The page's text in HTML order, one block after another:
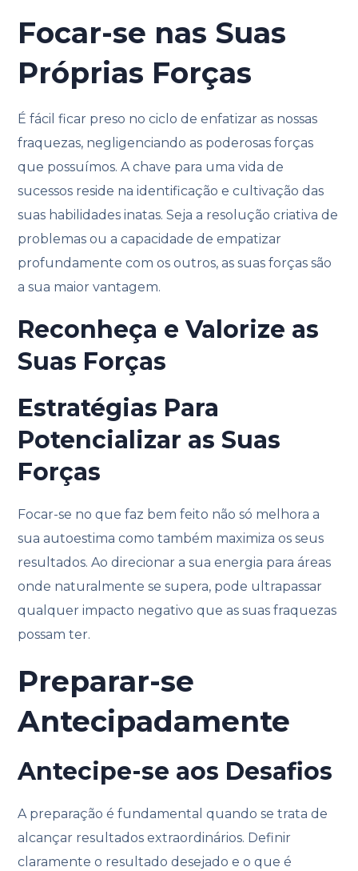
Focar-se nas Suas
Próprias Forças
É fácil ficar preso no ciclo de enfatizar as nossas
fraquezas, negligenciando as poderosas forças
que possuímos. A chave para uma vida de
sucessos reside na identificação e cultivação das
suas habilidades inatas. Seja a resolução criativa de
problemas ou a capacidade de empatizar
profundamente com os outros, as suas forças são
a sua maior vantagem.
Reconheça e Valorize as
Suas Forças
Estratégias Para
Potencializar as Suas
Forças
Focar-se no que faz bem feito não só melhora a
sua autoestima como também maximiza os seus
resultados. Ao direcionar a sua energia para áreas
onde naturalmente se supera, pode ultrapassar
qualquer impacto negativo que as suas fraquezas
possam ter.
Preparar-se
Antecipadamente
Antecipe-se aos Desafios
A preparação é fundamental quando se trata de
alcançar resultados extraordinários. Definir
claramente o resultado desejado e o que é